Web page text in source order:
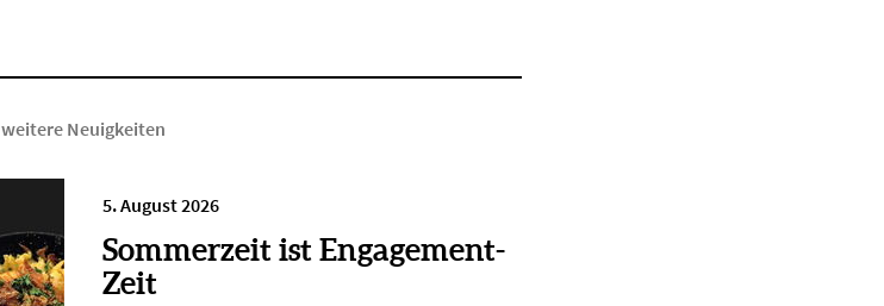
weitere Neuigkeiten
5. August 2026
Sommerzeit ist Engagement-
Zeit